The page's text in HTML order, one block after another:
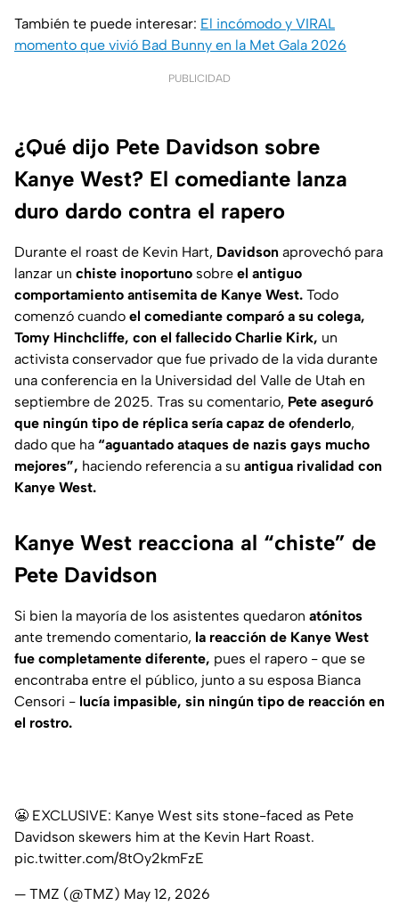
También te puede interesar: El incómodo y VIRAL
momento que vivió Bad Bunny en la Met Gala 2026
PUBLICIDAD
¿Qué dijo Pete Davidson sobre
Kanye West? El comediante lanza
duro dardo contra el rapero
Durante el roast de Kevin Hart, Davidson aprovechó para
lanzar un chiste inoportuno sobre el antiguo
comportamiento antisemita de Kanye West. Todo
comenzó cuando el comediante comparó a su colega,
Tomy Hinchcliffe, con el fallecido Charlie Kirk, un
activista conservador que fue privado de la vida durante
una conferencia en la Universidad del Valle de Utah en
septiembre de 2025. Tras su comentario, Pete aseguró
que ningún tipo de réplica sería capaz de ofenderlo,
dado que ha “aguantado ataques de nazis gays mucho
mejores”, haciendo referencia a su antigua rivalidad con
Kanye West.
Kanye West reacciona al “chiste” de
Pete Davidson
Si bien la mayoría de los asistentes quedaron atónitos
ante tremendo comentario, la reacción de Kanye West
fue completamente diferente, pues el rapero - que se
encontraba entre el público, junto a su esposa Bianca
Censori - lucía impasible, sin ningún tipo de reacción en
el rostro.
😬 EXCLUSIVE: Kanye West sits stone-faced as Pete
Davidson skewers him at the Kevin Hart Roast.
pic.twitter.com/8tOy2kmFzE
— TMZ (@TMZ) May 12, 2026